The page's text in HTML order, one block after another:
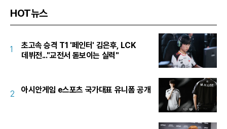
HOT뉴스
1
초고속 승격 T1 '페인터' 김은후, LCK
데뷔전..."교전서 돋보이는 실력"
2 아시안게임 e스포츠 국가대표 유니폼 공개